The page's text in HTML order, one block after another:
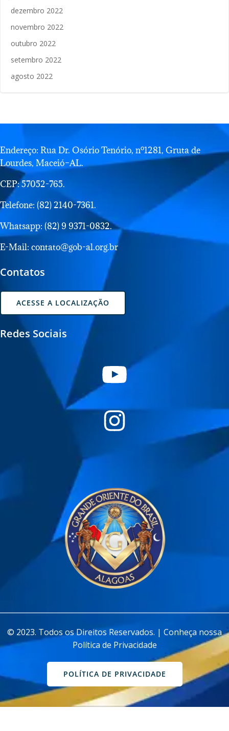
dezembro 2022
novembro 2022
outubro 2022
setembro 2022
agosto 2022
Endereço: Rua Dr. Osório Tenório, nº1281, Gruta de
Lourdes, Maceió–AL.
CEP: 57052-765.
Telefone: (82) 2140-7361.
Whatsapp: (82) 9 9371-0832.
E-Mail: contato@gob-al.org.br
Contatos
ACESSE A LOCALIZAÇÃO
Redes Sociais
© 2023. Todos os Direitos Reservados. | Conheça nossa
Política de Privacidade
POLÍTICA DE PRIVACIDADE